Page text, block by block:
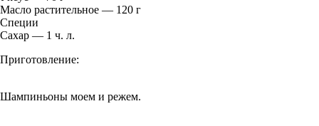
Масло растительное — 120 г
Специи
Сахар — 1 ч. л.
Приготовление:
Шампиньоны моем и режем.